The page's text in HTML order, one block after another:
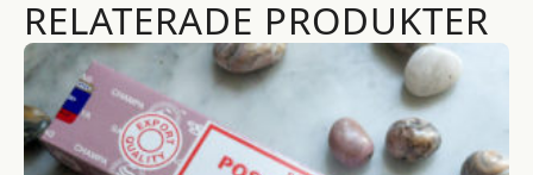
RELATERADE PRODUKTER